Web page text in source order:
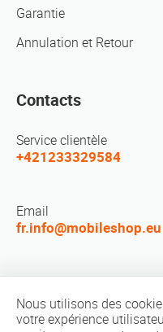
Garantie
Annulation et Retour
Contacts
Service clientèle
+421233329584
Email
fr.info@mobileshop.eu
Nous utilisons des
votre expérience